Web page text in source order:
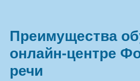
Преимущества
онлайн-центре
речи